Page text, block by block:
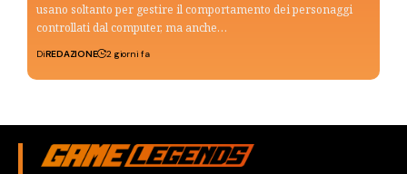
usano soltanto per gestire il comportamento dei personaggi
controllati dal computer, ma anche…
DiREDAZIONE 2 giorni fa